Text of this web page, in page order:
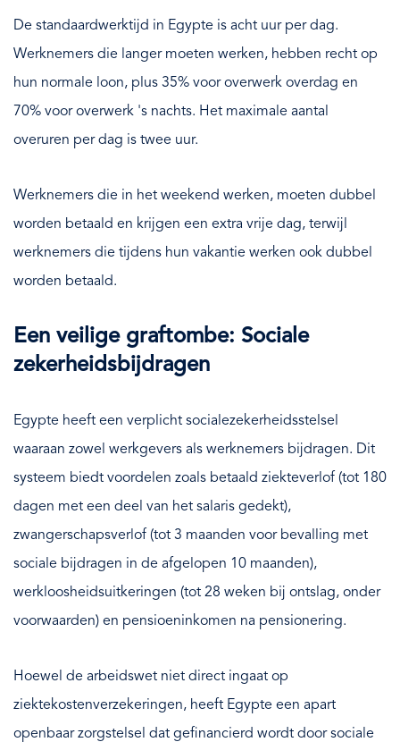
De standaardwerktijd in Egypte is acht uur per dag.
Werknemers die langer moeten werken, hebben recht op
hun normale loon, plus 35% voor overwerk overdag en
70% voor overwerk 's nachts. Het maximale aantal
overuren per dag is twee uur.
Werknemers die in het weekend werken, moeten dubbel
worden betaald en krijgen een extra vrije dag, terwijl
werknemers die tijdens hun vakantie werken ook dubbel
worden betaald.
Een veilige graftombe: Sociale
zekerheidsbijdragen
Egypte heeft een verplicht socialezekerheidsstelsel
waaraan zowel werkgevers als werknemers bijdragen. Dit
systeem biedt voordelen zoals betaald ziekteverlof (tot 180
dagen met een deel van het salaris gedekt),
zwangerschapsverlof (tot 3 maanden voor bevalling met
sociale bijdragen in de afgelopen 10 maanden),
werkloosheidsuitkeringen (tot 28 weken bij ontslag, onder
voorwaarden) en pensioeninkomen na pensionering.
Hoewel de arbeidswet niet direct ingaat op
ziektekostenverzekeringen, heeft Egypte een apart
openbaar zorgstelsel dat gefinancierd wordt door sociale